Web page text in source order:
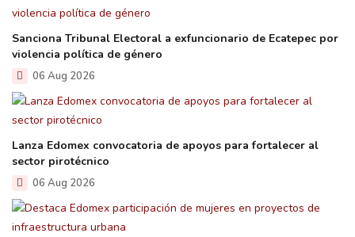
Sanciona Tribunal Electoral a exfuncionario de Ecatepec por
violencia política de género
06 Aug 2026
Lanza Edomex convocatoria de apoyos para fortalecer al
sector pirotécnico
06 Aug 2026